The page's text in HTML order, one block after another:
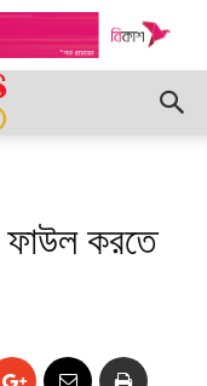
ফাউল করতে